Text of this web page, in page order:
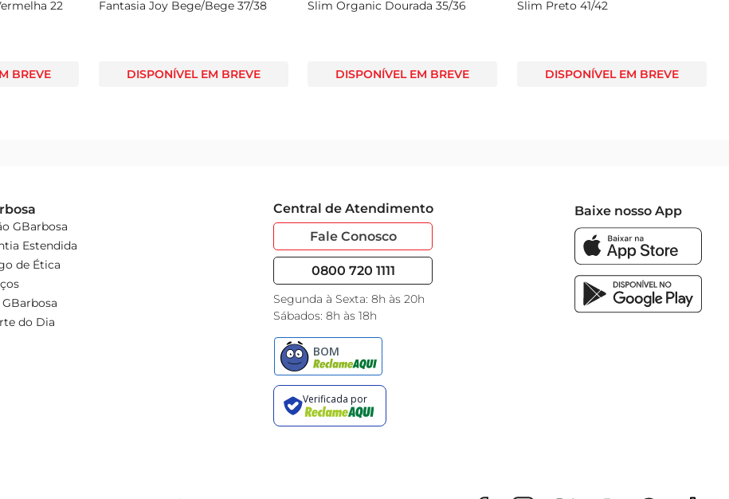
22
BREVE
Fantasia Joy Bege/Bege 37/38
DISPONÍVEL EM BREVE
Slim Organic Dourada 35/36
DISPONÍVEL EM BREVE
Slim Preto 41/42
DISPONÍVEL EM BREVE
GBarbosa
Estendida
de Ética
do Dia
Central de Atendimento
Fale Conosco
0800 720 1111
Segunda à Sexta: 8h às 20h
Sábados: 8h às 18h
Baixe nosso App